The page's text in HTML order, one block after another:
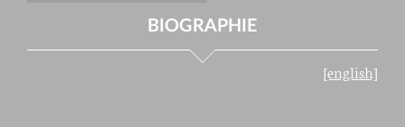
BIOGRAPHIE
[english]